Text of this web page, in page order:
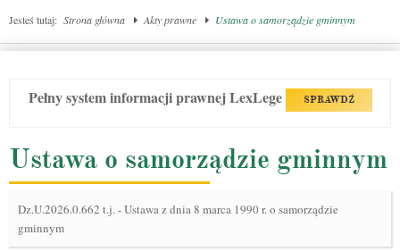
Jesteś tutaj: Strona główna Akty prawne Ustawa o samorządzie gminnym
Pełny system informacji prawnej LexLege SPRAWDŹ
Ustawa o samorządzie gminnym
Dz.U.2026.0.662 t.j.-Ustawa z dnia 8 marca 1990 r. o samorządzie
gminnym